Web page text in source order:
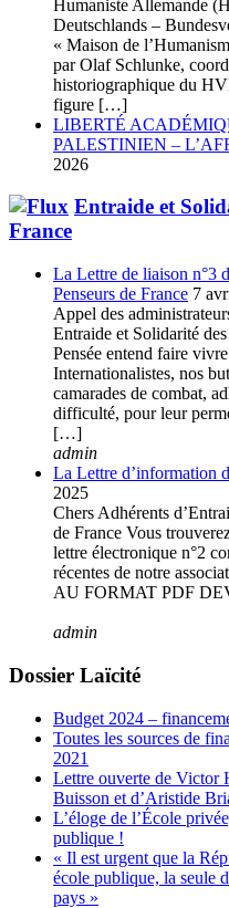
Humaniste Allemande
Deutschlands –
« Maison de
par Olaf Schlunke,
historiographique du
figure […]
LIBERTÉ
PALESTINIEN –
2026
Entraide et
France
La Lettre de liaison n°3
Penseurs de France 7
Appel des
Entraide et Solidarité
Pensée entend faire
Internationalistes, nos
camarades de combat,
difficulté, pour leur
[…]
admin
La Lettre d’information
2025
Chers Adhérents
de France Vous
lettre électronique n°2
récentes de notre
AU FORMAT PDF
admin
Dossier Laïcité
Budget 2024 –
Toutes les sources de
2021
Lettre ouverte de Victor
Buisson et d’Aristide
L’éloge de l’École
publique !
« Il est urgent que la
école publique, la seule
pays »